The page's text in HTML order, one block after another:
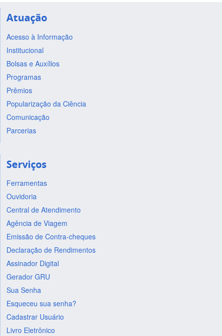
Atuação
Acesso à Informação
Institucional
Bolsas e Auxílios
Programas
Prêmios
Popularização da Ciência
Comunicação
Parcerias
Serviços
Ferramentas
Ouvidoria
Central de Atendimento
Agência de Viagem
Emissão de Contra-cheques
Declaração de Rendimentos
Assinador Digital
Gerador GRU
Sua Senha
Esqueceu sua senha?
Cadastrar Usuário
Livro Eletrônico